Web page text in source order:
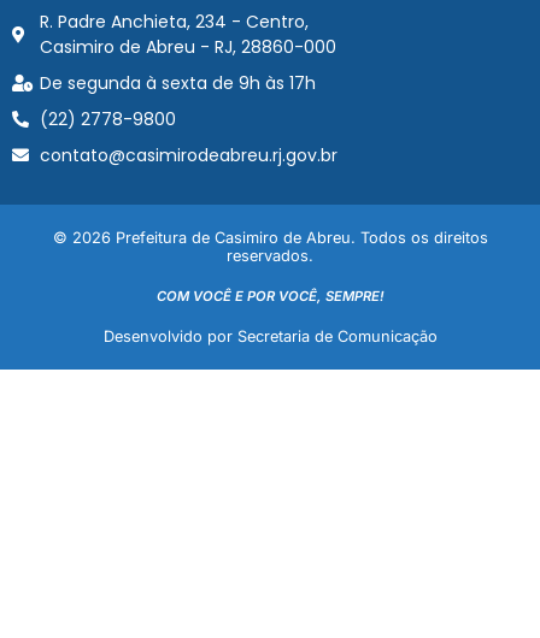
R. Padre Anchieta, 234 - Centro,
Casimiro de Abreu - RJ, 28860-000
De segunda à sexta de 9h às 17h
(22) 2778-9800
contato@casimirodeabreu.rj.gov.br
© 2026 Prefeitura de Casimiro de Abreu. Todos os direitos
reservados.
COM VOCÊ E POR VOCÊ, SEMPRE!
Desenvolvido por Secretaria de Comunicação